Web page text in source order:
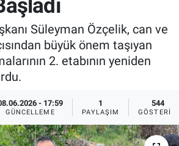
Süleyman Özçelik, can ve
büyük önem taşıyan
2. etabının yeniden
- 17:59
GÜNCELLEME
1
PAYLAŞIM
544
GÖSTERIM
Mesaj
Mesaj